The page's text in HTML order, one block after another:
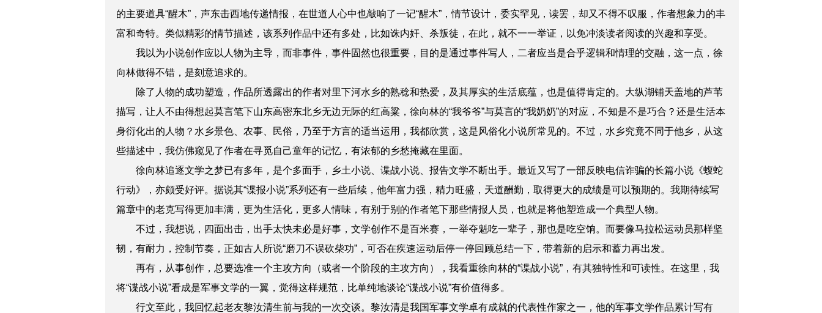
的主要道具“醒木”，声东击西地传递情报，在世道人心中也敲响了一记“醒木”，情节设计，委实罕见，读罢，却又不得不叹服，作者想象力的丰
富和奇特。类似精彩的情节描述，该系列作品中还有多处，比如诛内奸、杀叛徒，在此，就不一一举证，以免冲淡读者阅读的兴趣和享受。
我以为小说创作应以人物为主导，而非事件，事件固然也很重要，目的是通过事件写人，二者应当是合乎逻辑和情理的交融，这一点，徐
向林做得不错，是刻意追求的。
除了人物的成功塑造，作品所透露出的作者对里下河水乡的熟稔和热爱，及其厚实的生活底蕴，也是值得肯定的。大纵湖铺天盖地的芦苇
描写，让人不由得想起莫言笔下山东高密东北乡无边无际的红高粱，徐向林的“我爷爷”与莫言的“我奶奶”的对应，不知是不是巧合？还是生活本
身衍化出的人物？水乡景色、农事、民俗，乃至于方言的适当运用，我都欣赏，这是风俗化小说所常见的。不过，水乡究竟不同于他乡，从这
些描述中，我仿佛窥见了作者在寻觅自己童年的记忆，有浓郁的乡愁掩藏在里面。
徐向林追逐文学之梦已有多年，是个多面手， 乡土小说、 谍战小说、报告文学不断出手。最近又写了一部反映电信诈骗的长篇小说《蝮蛇
行动》，亦颇受好评。据说其“谍报小说”系列还有一些后续 ，他年富力强，精力旺盛，天道酬勤，取得更大的成绩是可以预期的。我期待续写
篇章中的老克写得更加丰满，更为生活化，更多人情味，有别于别的作者笔下那些情报人员，也就是将他塑造成一个典型人物。
不过，我想说，四面出击，出手太快未必是好事，文学创作不是百米赛，一举夺魁吃一辈子，那也是吃空饷。而要像马拉松运动员那样坚
韧，有耐力，控制节奏，正如古人所说“磨刀不误砍柴功”，可否在疾速运动后停一停回顾总结一下，带着新的启示和蓄力再出发。
再有，从事创作，总要选准一个主攻方向（或者一个阶段的主攻方向），我看重徐向林的“谍战小说”，有其独特性和可读性。在这里， 我
将“谍战小说”看成是军事文学的一翼，觉得这样规范，比单纯地谈论“谍战小说”有价值得多。
行文至此，我回忆起老友黎汝清生前与我的一次交谈。黎汝清是我国军事文学卓有成就的代表性作家之一，他的军事文学作品累计写有